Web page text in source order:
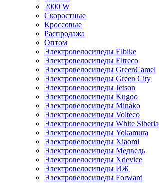
2000 W
Скоростные
Кроссовые
Распродажа
Оптом
Электровелосипеды Elbike
Электровелосипеды Eltreco
Электровелосипеды GreenCamel
Электровелосипеды Green City
Электровелосипеды Jetson
Электровелосипеды Kugoo
Электровелосипеды Minako
Электровелосипеды Volteco
Электровелосипеды White Siberia
Электровелосипеды Yokamura
Электровелосипеды Xiaomi
Электровелосипеды Медведь
Электровелосипеды Xdevice
Электровелосипеды ИЖ
Электровелосипеды Forward